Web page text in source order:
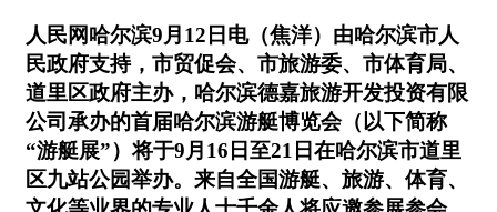
人民网哈尔滨9月12日电（焦洋）由哈尔滨市人
民政府支持，市贸促会、市旅游委、市体育局、
道里区政府主办，哈尔滨德嘉旅游开发投资有限
公司承办的首届哈尔滨游艇博览会（以下简称
“游艇展”）将于9月16日至21日在哈尔滨市道里
区九站公园举办。来自全国游艇、旅游、体育、